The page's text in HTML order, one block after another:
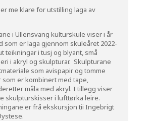
me klare for utstilling laga av
i Ullensvang kulturskule viser i år
som er laga gjennom skuleåret 2022-
teikningar i tusj og blyant, små
i akryl og skulpturar. Skulpturane
som avispapir og tomme
er kombinert med tape,
måla med akryl. I tillegg viser
skulpturskisser i lufttørka leire.
er frå ekskursjon tii Ingebrigt